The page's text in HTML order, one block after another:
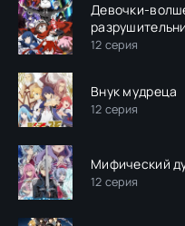
Девочки-
12 серия
Внук мудреца
12 серия
Мифический
12 серия